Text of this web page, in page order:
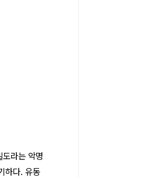
라는 악명
하다. 유동